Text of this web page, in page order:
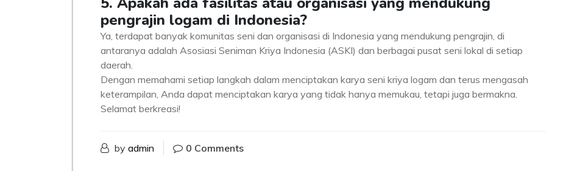
pengrajin logam di Indonesia?
Ya, terdapat banyak komunitas seni dan organisasi di Indonesia yang mendukung pengrajin, di
antaranya adalah Asosiasi Seniman Kriya Indonesia (ASKI) dan berbagai pusat seni lokal di setiap
daerah.
Dengan memahami setiap langkah dalam menciptakan karya seni kriya logam dan terus mengasah
keterampilan, Anda dapat menciptakan karya yang tidak hanya memukau, tetapi juga bermakna.
Selamat berkreasi!
by admin 0 Comments